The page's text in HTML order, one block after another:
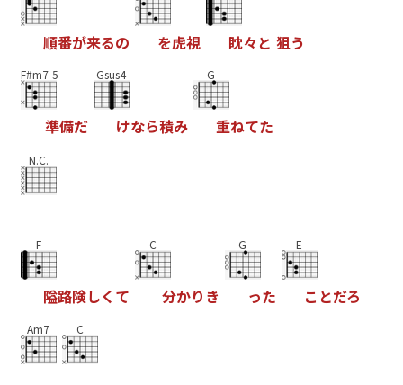
順番が来るの を虎視 眈々 と 狙う
F#m7-5
準備だ
Gsus4
けなら積み
G
重ねてた
N.C.
F
隘路険しく て
C
分かり き
G
った
E
こ とだろ
Am7 C